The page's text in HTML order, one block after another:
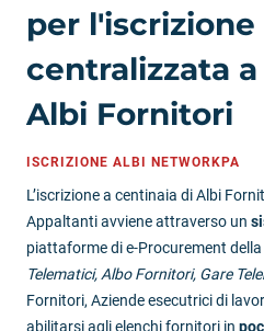
per l'iscrizione
centralizzata
Albi Fornitori
ISCRIZIONE ALBI NETWORKPA
L’iscrizione a centinaia di Albi
Appaltanti avviene attraverso un
piattaforme di e-Procurement
Telematici, Albo Fornitori, Gare
Fornitori, Aziende esecutrici di
abilitarsi agli elenchi fornitori in